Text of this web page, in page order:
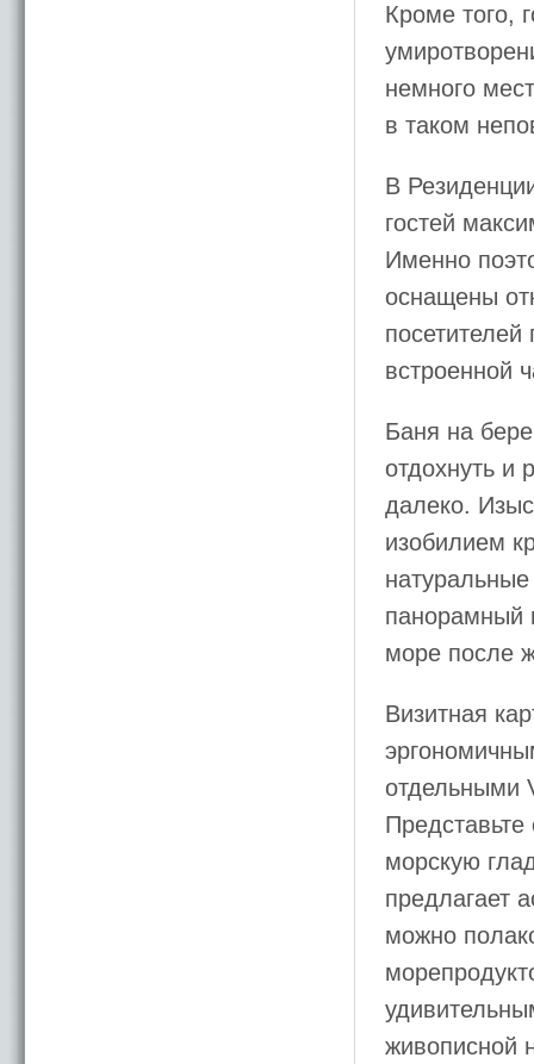
Кроме того,
немного
в таком
В
гостей
Именно
оснащены
встроенной
Баня на
отдохнуть и
далеко.
изобилием
панорамный
море после
Визитная
отдельными
морскую
предлагает
можно
живописной